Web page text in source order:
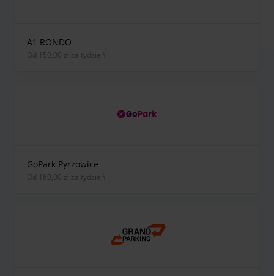
A1 RONDO
od 150,00 zł za tydzień
GoPark Pyrzowice
od 180,00 zł za tydzień